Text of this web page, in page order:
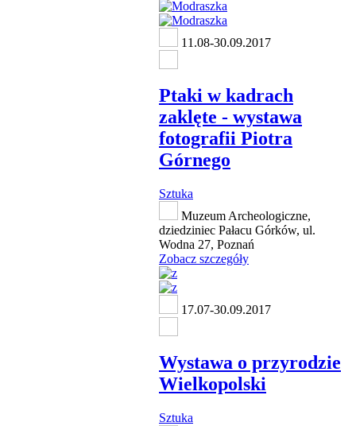
11.08-30.09.2017
Ptaki w kadrach
zaklęte - wystawa
fotografii Piotra
Górnego
Sztuka
Muzeum Archeologiczne,
dziedziniec Pałacu Górków, ul.
Wodna 27, Poznań
Zobacz szczegóły
17.07-30.09.2017
Wystawa o przyrodzie
Wielkopolski
Sztuka